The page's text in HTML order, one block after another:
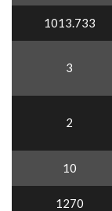
1013.733
3
2
10
1270